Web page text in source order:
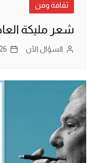
ثقافة وفن
شعر مليكة
السؤال الآن